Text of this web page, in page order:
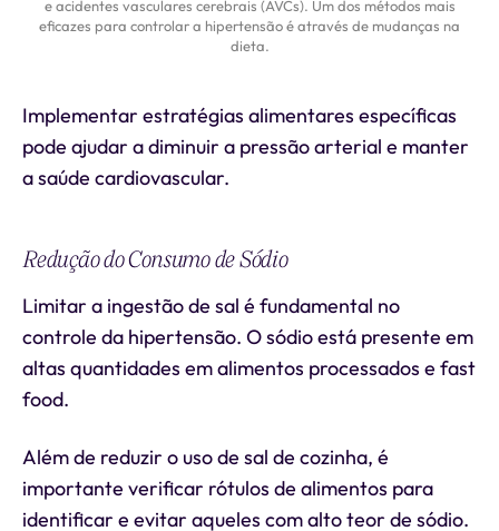
e acidentes vasculares cerebrais (AVCs). Um dos métodos mais
eficazes para controlar a hipertensão é através de mudanças na
dieta.
Implementar estratégias alimentares específicas
pode ajudar a diminuir a pressão arterial e manter
a saúde cardiovascular.
Redução do Consumo de Sódio
Limitar a ingestão de sal é fundamental no
controle da hipertensão. O sódio está presente em
altas quantidades em alimentos processados e fast
food.
Além de reduzir o uso de sal de cozinha, é
importante verificar rótulos de alimentos para
identificar e evitar aqueles com alto teor de sódio.